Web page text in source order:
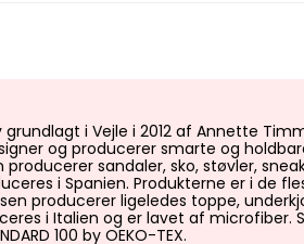
grundlagt i Vejle i 2012 af Annette
og producerer smarte og
producerer sandaler, sko, støvler,
i Spanien. Produkterne er i de
producerer ligeledes toppe,
i Italien og er lavet af microfiber.
100 by OEKO-TEX.